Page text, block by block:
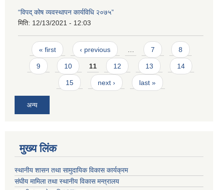
“विपद् कोष व्यवस्थापन कार्यविधि २०७५”
मिति: 12/13/2021 - 12:03
Pages
« first ‹ previous 7 8
9 10 11 12 13 14
15 next › last »
अन्य
मुख्य लिंक
स्थानीय शासन तथा सामुदायिक विकास कार्यक्रम
संघीय मामिला तथा स्थानीय विकास मन्त्रालय